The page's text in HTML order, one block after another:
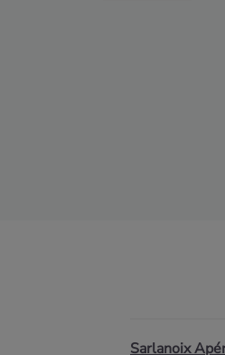
Sarlanoix